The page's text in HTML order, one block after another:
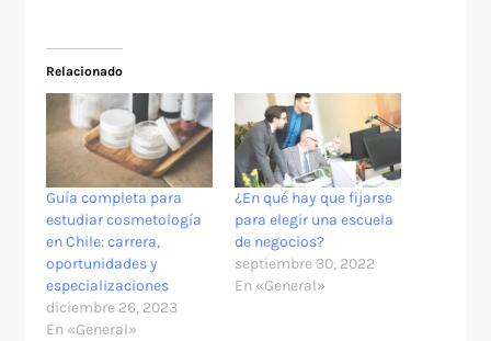
Relacionado
Guía completa para
estudiar cosmetología
en Chile: carrera,
oportunidades y
especializaciones
diciembre 26, 2023
En «General»
¿En qué hay que fijarse
para elegir una escuela
de negocios?
septiembre 30, 2022
En «General»